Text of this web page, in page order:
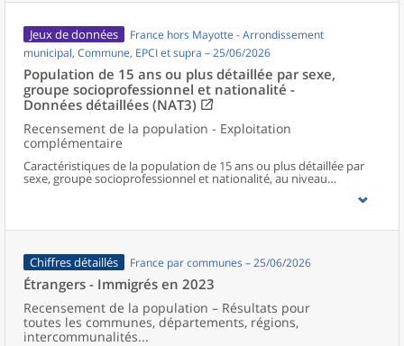
Jeux de données
France hors Mayotte - Arrondissement
municipal, Commune, EPCI et supra – 25/06/2026
Population de 15 ans ou plus détaillée par sexe,
groupe socioprofessionnel et nationalité -
Données détaillées (NAT3)
Recensement de la population - Exploitation
complémentaire
Caractéristiques de la population de 15 ans ou plus détaillée par
sexe, groupe socioprofessionnel et nationalité, au niveau
communal et supracommunal pour la France hors Mayotte.
Chiffres détaillés France par communes – 25/06/2026
Étrangers - Immigrés en 2023
Recensement de la population – Résultats pour
toutes les communes, départements, régions,
intercommunalités...